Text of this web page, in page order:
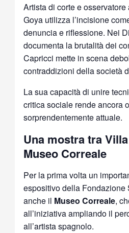
Artista di corte e
Goya utilizza l’incisione
denuncia e riflessione. Nei
documenta la brutalità dei
Capricci mette in scena
contraddizioni della società
La sua capacità di unire
critica sociale rende ancora
sorprendentemente attuale.
Una mostra tra
Museo Correale
Per la prima volta un
espositivo della Fondazione
anche il Museo Correale,
all’iniziativa ampliando il
all’artista spagnolo.